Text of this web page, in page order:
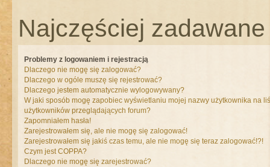
Najczęściej
Problemy z logowaniem i rejestracją
Dlaczego nie mogę się zalogować?
Dlaczego w ogóle muszę się rejestrować?
Dlaczego jestem automatycznie wylogowywany?
W jaki sposób mogę zapobiec wyświetlaniu mojej nazwy użytkownika na
użytkowników przeglądających forum?
Zapomniałem hasła!
Zarejestrowałem się, ale nie mogę się zalogować!
Zarejestrowałem się jakiś czas temu, ale nie mogę się teraz zalogować!?!
Czym jest COPPA?
Dlaczego nie mogę się zarejestrować?